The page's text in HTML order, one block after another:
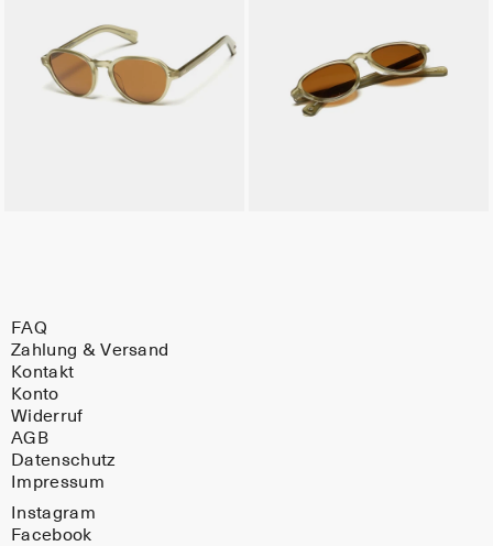
FAQ
Zahlung & Versand
Kontakt
Konto
Widerruf
AGB
Datenschutz
Impressum
Instagram
Facebook